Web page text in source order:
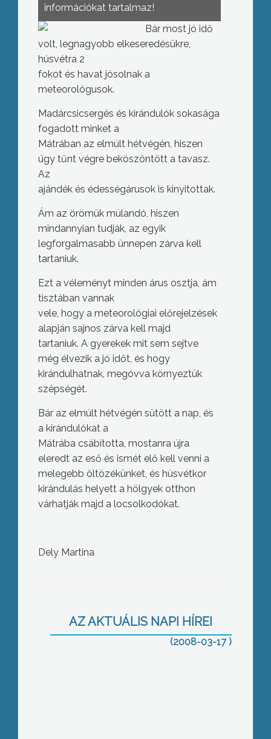
információkat tartalmaz!
Bár most jó idő
volt, legnagyobb elkeseredésükre,
húsvétra 2
fokot és havat jósolnak a
meteorológusok.
Madárcsicsergés és kirándulók sokasága
fogadott minket a
Mátrában az elmúlt hétvégén, hiszen
úgy tűnt végre beköszöntött a tavasz.
Az
ajándék és édességárusok is kinyitottak.
Ám az örömük múlandó, hiszen
mindannyian tudják, az egyik
legforgalmasabb ünnepen zárva kell
tartaniuk.
Ezt a véleményt minden árus osztja, ám
tisztában vannak
vele, hogy a meteorológiai előrejelzések
alapján sajnos zárva kell majd
tartaniuk. A gyerekek mit sem sejtve
még élvezik a jó időt, és hogy
kirándulhatnak, megóvva környeztük
szépségét.
Bár az elmúlt hétvégén sütött a nap, és
a kirándulókat a
Mátrába csábította, mostanra újra
eleredt az eső és ismét elő kell venni a
melegebb öltözékünket, és húsvétkor
kirándulás helyett a hölgyek otthon
várhatják majd a locsolkodókat.
Dely Martina
AZ AKTUÁLIS NAPI HÍREI
(2008-03-17 )